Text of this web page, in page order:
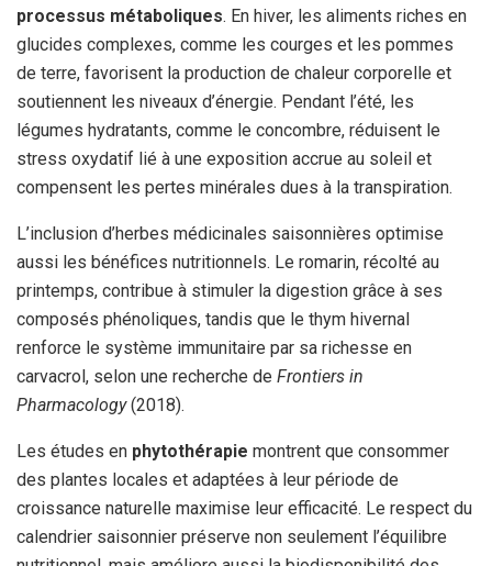
processus métaboliques. En hiver, les aliments riches en
glucides complexes, comme les courges et les pommes
de terre, favorisent la production de chaleur corporelle et
soutiennent les niveaux d’énergie. Pendant l’été, les
légumes hydratants, comme le concombre, réduisent le
stress oxydatif lié à une exposition accrue au soleil et
compensent les pertes minérales dues à la transpiration.
L’inclusion d’herbes médicinales saisonnières optimise
aussi les bénéfices nutritionnels. Le romarin, récolté au
printemps, contribue à stimuler la digestion grâce à ses
composés phénoliques, tandis que le thym hivernal
renforce le système immunitaire par sa richesse en
carvacrol, selon une recherche de Frontiers in
Pharmacology(2018).
Les études en phytothérapie montrent que consommer
des plantes locales et adaptées à leur période de
croissance naturelle maximise leur efficacité. Le respect du
calendrier saisonnier préserve non seulement l’équilibre